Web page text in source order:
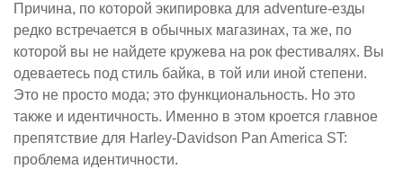
Причина, по которой экипировка для adventure-езды
редко встречается в обычных магазинах, та же, по
которой вы не найдете кружева на рок фестивалях. Вы
одеваетесь под стиль байка, в той или иной степени.
Это не просто мода; это функциональность. Но это
также и идентичность. Именно в этом кроется главное
препятствие для Harley-Davidson Pan America ST:
проблема идентичности.